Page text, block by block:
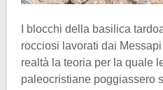
I blocchi della basilica
rocciosi lavorati dai
realtà la teoria per la quale
paleocristiane poggiassero